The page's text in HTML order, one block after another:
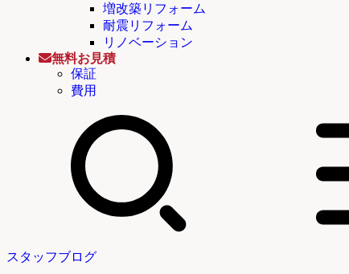
増改築リフォーム
耐震リフォーム
リノベーション
無料お見積
保証
費用
スタッフブログ